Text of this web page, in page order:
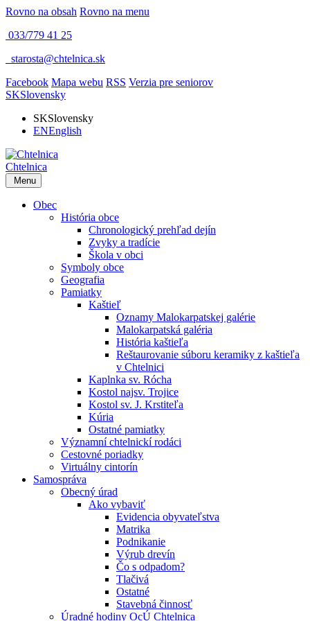
Rovno na obsah Rovno na menu
033/779 41 25
starosta@chtelnica.sk
Facebook Mapa webu RSS Verzia pre seniorov
SKSlovensky
SKSlovensky
ENEnglish
Chtelnica
Menu
Obec
História obce
Chronologický prehľad dejín
Zvyky a tradície
Škola v obci
Symboly obce
Geografia
Pamiatky
Kaštieľ
Oznamy Malokarpatskej galérie
Malokarpatská galéria
História kaštieľa
Reštaurovanie súboru keramiky z kaštieľa
v Chtelnici
Kaplnka sv. Rócha
Kostol najsv. Trojice
Kostol sv. J. Krstiteľa
Kúria
Ostatné pamiatky
Významní chtelnickí rodáci
Cestovné poriadky
Virtuálny cintorín
Samospráva
Obecný úrad
Ako vybaviť
Evidencia obyvateľstva
Matrika
Podnikanie
Výrub drevín
Čo s odpadom?
Tlačivá
Ostatné
Stavebná činnosť
Úradné hodiny OcÚ Chtelnica